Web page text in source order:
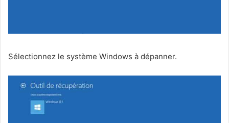
Sélectionnez le système Windows à dépanner.